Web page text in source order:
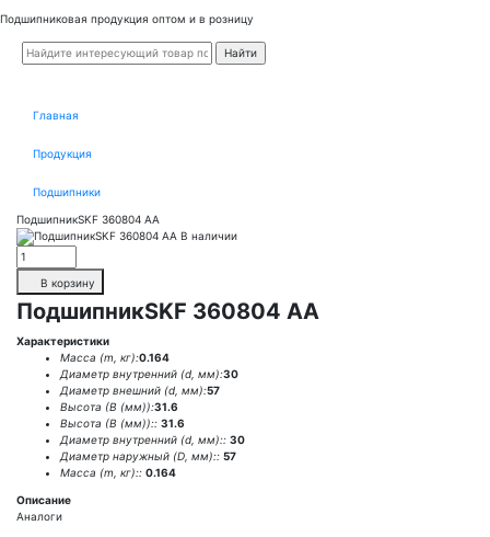
Подшипниковая продукция оптом и в розницу
Главная
Продукция
Подшипники
ПодшипникSKF 360804 AA
В наличии
В корзину
ПодшипникSKF 360804 AA
Характеристики
Масса (m, кг):0.164
Диаметр внутренний (d, мм):30
Диаметр внешний (d, мм):57
Высота (В (мм)):31.6
Высота (В (мм)):: 31.6
Диаметр внутренний (d, мм):: 30
Диаметр наружный (D, мм):: 57
Масса (m, кг):: 0.164
Описание
Аналоги